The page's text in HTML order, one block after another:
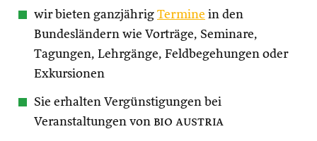
wir bieten ganzjährig Termine in den
Bundesländern wie Vorträge, Seminare,
Tagungen, Lehrgänge, Feldbegehungen oder
Exkursionen
Sie erhalten Vergünstigungen bei
Veranstaltungen von bio austria